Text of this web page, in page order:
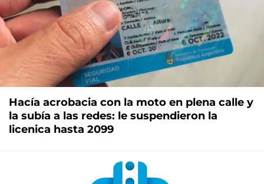
Hacía acrobacia con la moto en plena calle y
la subía a las redes: le suspendieron la
licenica hasta 2099